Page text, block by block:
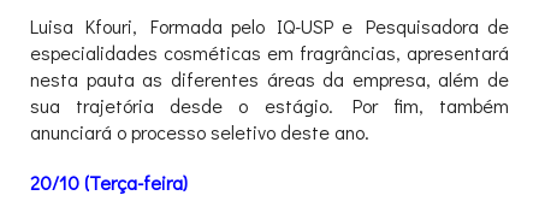
Luisa Kfouri, Formada pelo IQ-USP e Pesquisadora de
especialidades cosméticas em fragrâncias, apresentará
nesta pauta as diferentes áreas da empresa, além de
sua trajetória desde o estágio. Por fim, também
anunciará o processo seletivo deste ano.
20/10 (Terça-feira)